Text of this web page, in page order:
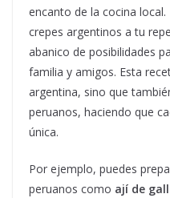
encanto de la cocina
crepes argentinos a tu
abanico de posibilidades
familia y amigos. Esta
argentina, sino que
peruanos, haciendo que
única.
Por ejemplo, puedes
peruanos como ají de